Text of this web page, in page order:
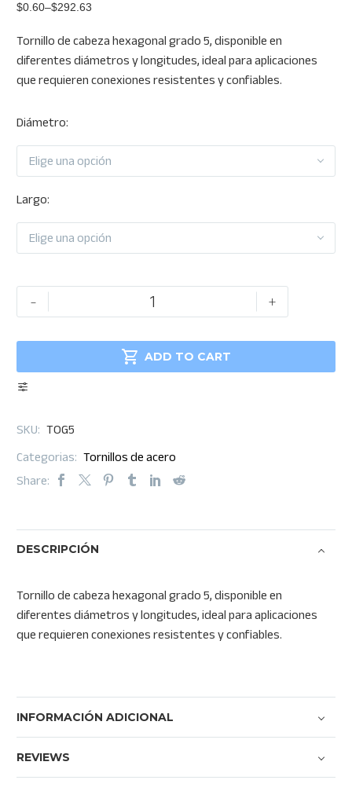
$0.60–$292.63
$292.63
Tornillo de cabeza hexagonal grado 5, disponible en
diferentes diámetros y longitudes, ideal para aplicaciones
que requieren conexiones resistentes y confiables.
Diámetro
Elige una opción
Largo
Elige una opción
-
Tornillo
hexagonal
cantidad
+
 ADD TO CART
SKU: TOG5
Categorias: Tornillos de acero
Share:
DESCRIPCIÓN
Tornillo de cabeza hexagonal grado 5, disponible en
diferentes diámetros y longitudes, ideal para aplicaciones
que requieren conexiones resistentes y confiables.
INFORMACIÓN ADICIONAL
REVIEWS